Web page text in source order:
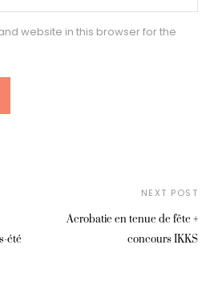
website in this browser for the
été
NEXT POST
Acrobatie en tenue de fête +
concours IKKS